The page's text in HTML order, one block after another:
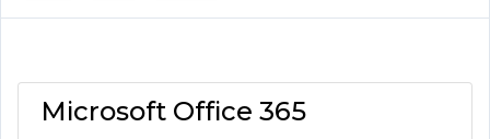
Microsoft Office 365